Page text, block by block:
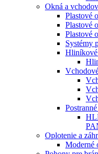
Okná a
Plastové
Plastové
Plastové
Systémy
Hliníkové
Oplotenie a
Moderné